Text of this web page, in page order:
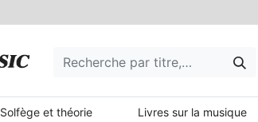
Solfège et théorie Livres sur la musique